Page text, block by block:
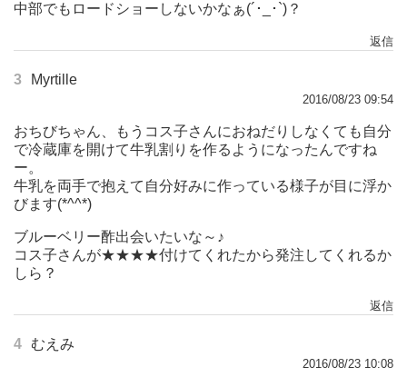
中部でもロードショーしないかなぁ(´･_･`)？
返信
3 Myrtille
2016/08/23 09:54
おちびちゃん、もうコス子さんにおねだりしなくても自分
で冷蔵庫を開けて牛乳割りを作るようになったんですね
ー。
牛乳を両手で抱えて自分好みに作っている様子が目に浮か
びます(*^^*)
ブルーベリー酢出会いたいな～♪
コス子さんが★★★★付けてくれたから発注してくれるか
しら？
返信
4 むえみ
2016/08/23 10:08